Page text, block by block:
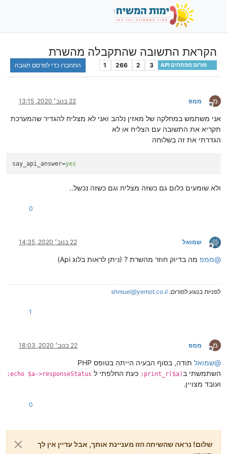
הקראת התשובה שהתקבלה מהשרת
פורום מפתחים API 3
2
266
1 התחברו כדי לפרסם תגובה
מ
מנותק
ממפ 22 בנוב׳ 2020, 13:15
אני משתמש במחלקה של מאזין נלהב ואני לא מצליח להגדיר שהמערכת
תקריא את התשובה עם הצליח או לא
הגדרתי את זה בשלוחה
say_api_answer=yes
ולא שומעים כלום גם כשזה מצליח וגם כשזה נכשל..
0
מנותק
שמואל 22 בנוב׳ 2020, 14:35
@ממפ מה בדיוק חוזר מהשרת ? (ניתן לראות בלוג Api)
לפניות בנוגע לפורום: shmuel@yemot.co.il
1
מ
מנותק
ממפ 22 בנוב׳ 2020, 18:03
@שמואל תודה, בסוף הבעיה הייתה בטופס PHP
השתמשתי בprint_r($a); כעת החלפתי ל echo $a->responseStatus;
ועובד מצויין.
0
שלום! נראה שהשיחה הזו מעניינת אותך, אבל עדיין אין לך